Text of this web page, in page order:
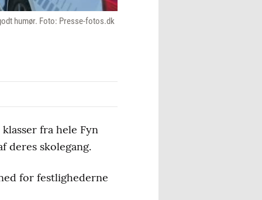
humør. Foto: Presse-fotos.dk
fra hele Fyn
deres skolegang.
for festlighederne